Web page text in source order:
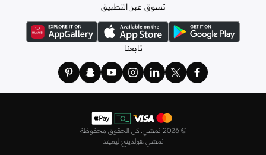
تسوق عبر التطبيق
تابعنا
© 2026 نمشي. كل الحقوق محفوظة
نمشي هولدينج ليميتد